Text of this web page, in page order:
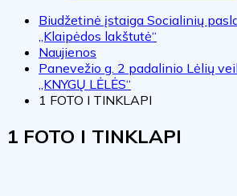
Biudžetinė įstaiga Socialinių
„Klaipėdos lakštutė“
Naujienos
Panevežio g. 2 padalinio Lėlių
„KNYGŲ LĖLĖS“
1 FOTO I TINKLAPI
1 FOTO I TINKLAPI